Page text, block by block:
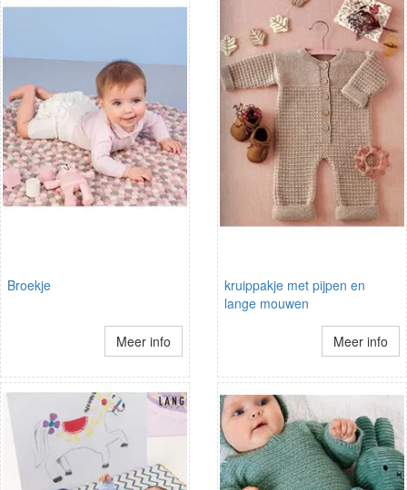
Broekje
Meer info
kruippakje met pijpen en
lange mouwen
Meer info